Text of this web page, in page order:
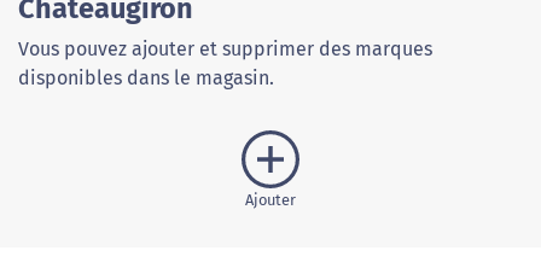
Châteaugiron
Vous pouvez ajouter et supprimer des marques
disponibles dans le magasin.
Ajouter